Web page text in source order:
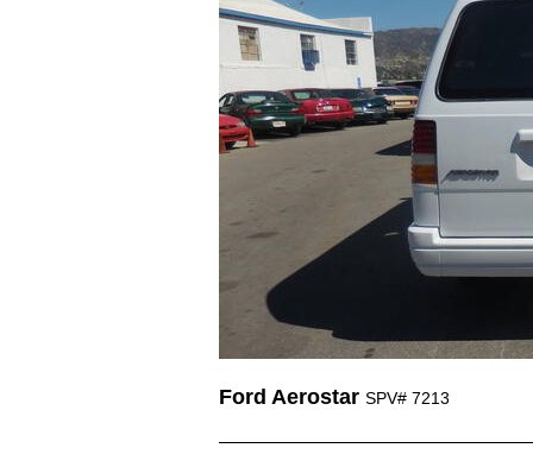
Ford Aerostar SPV# 7213